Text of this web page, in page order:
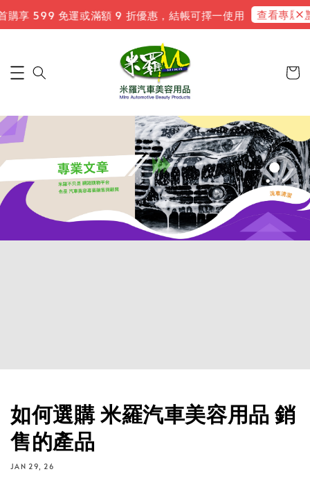
599 免運或滿額 9 折優惠，結帳可擇一使用 查看專屬禮遇
如何選購 米羅汽車美容用品 銷
售的產品
JAN 29, 26